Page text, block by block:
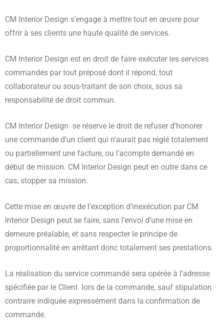
CM Interior Design s’engage à mettre tout en œuvre pour
offrir à ses clients une haute qualité de services.
CM Interior Design est en droit de faire exécuter les services
commandés par tout préposé dont il répond, tout
collaborateur ou sous-traitant de son choix, sous sa
responsabilité de droit commun.
CM Interior Design se réserve le droit de refuser d’honorer
une commande d’un client qui n’aurait pas réglé totalement
ou partiellement une facture, ou l’acompte demandé en
début de mission. CM Interior Design peut en outre dans ce
cas, stopper sa mission.
Cette mise en œuvre de l’exception d’inexécution par CM
Interior Design peut se faire, sans l’envoi d’une mise en
demeure préalable, et sans respecter le principe de
proportionnalité en arrêtant donc totalement ses prestations.
La réalisation du service commandé sera opérée à l’adresse
spécifiée par le Client lors de la commande, sauf stipulation
contraire indiquée expressément dans la confirmation de
commande.